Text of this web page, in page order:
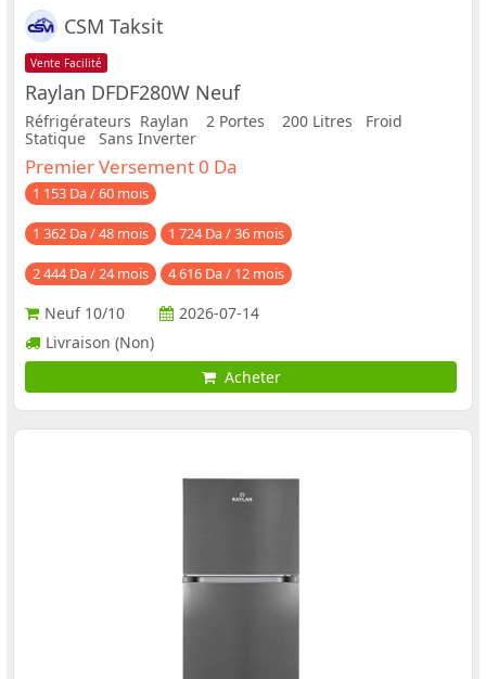
CSM Taksit
Vente Facilité
Raylan DFDF280W Neuf
Réfrigérateurs Raylan 2 Portes 200 Litres Froid
Statique Sans Inverter
Premier Versement 0 Da
1 153 Da / 60 mois
1 362 Da / 48 mois 1 724 Da / 36 mois
2 444 Da / 24 mois 4 616 Da / 12 mois
Neuf 10/10
2026-07-14
Livraison (Non)
Acheter